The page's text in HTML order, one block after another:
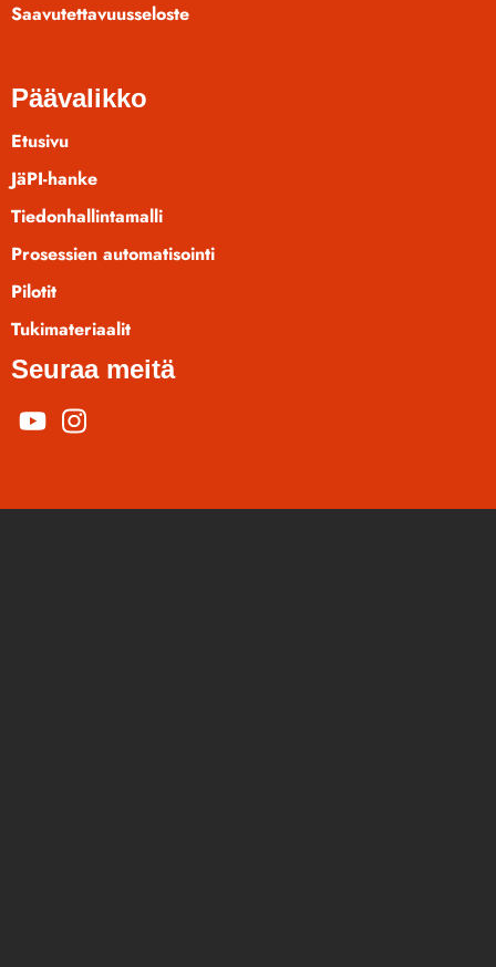
Saavutettavuusseloste
Päävalikko
Etusivu
JäPI-hanke
Tiedonhallintamalli
Prosessien automatisointi
Pilotit
Tukimateriaalit
Seuraa meitä